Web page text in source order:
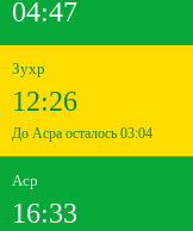
04:47
Зухр
12:26
До Асра осталось 03:04
Аср
16:33